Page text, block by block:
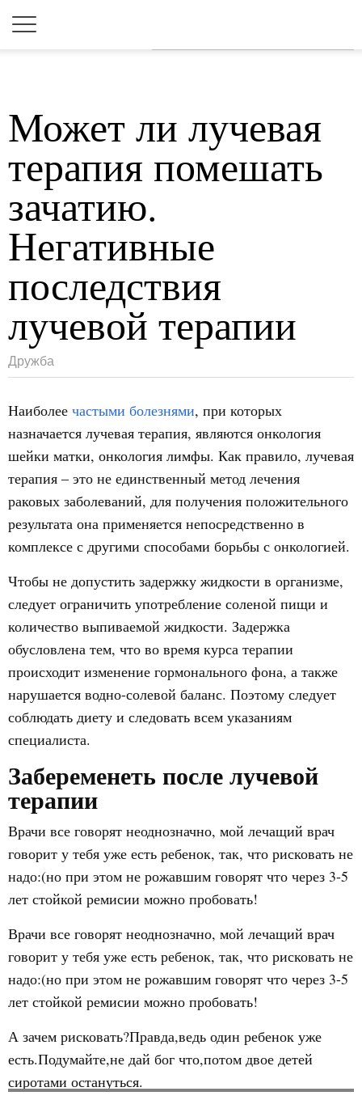
Может ли лучевая
терапия помешать
зачатию.
Негативные
последствия
лучевой терапии
Дружба
Наиболее частыми болезнями, при которых
назначается лучевая терапия, являются онкология
шейки матки, онкология лимфы. Как правило, лучевая
терапия – это не единственный метод лечения
раковых заболеваний, для получения положительного
результата она применяется непосредственно в
комплексе с другими способами борьбы с онкологией.
Чтобы не допустить задержку жидкости в организме,
следует ограничить употребление соленой пищи и
количество выпиваемой жидкости. Задержка
обусловлена тем, что во время курса терапии
происходит изменение гормонального фона, а также
нарушается водно-солевой баланс. Поэтому следует
соблюдать диету и следовать всем указаниям
специалиста.
Забеременеть после лучевой
терапии
Врачи все говорят неоднозначно, мой лечащий врач
говорит у тебя уже есть ребенок, так, что рисковать не
надо:(но при этом не рожавшим говорят что через 3-5
лет стойкой ремисии можно пробовать!
Врачи все говорят неоднозначно, мой лечащий врач
говорит у тебя уже есть ребенок, так, что рисковать не
надо:(но при этом не рожавшим говорят что через 3-5
лет стойкой ремисии можно пробовать!
А зачем рисковать?Правда,ведь один ребенок уже
есть.Подумайте,не дай бог что,потом двое детей
сиротами остануться.